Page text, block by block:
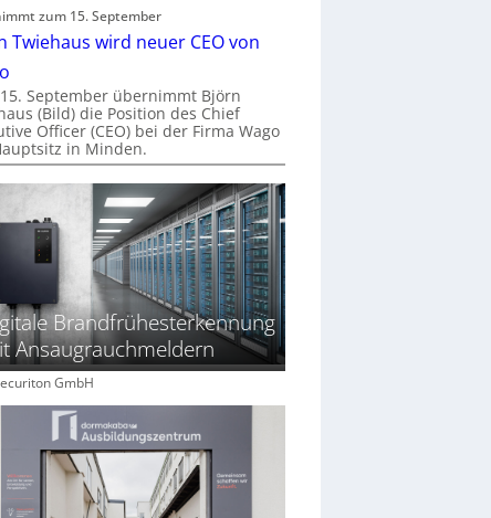
zum 15. September
Twiehaus wird neuer CEO von
September übernimmt Björn
(Bild) die Position des Chief
Officer (CEO) bei der Firma Wago
in Minden.
Brandfrühesterkennung
Ansaugrauchmeldern
GmbH